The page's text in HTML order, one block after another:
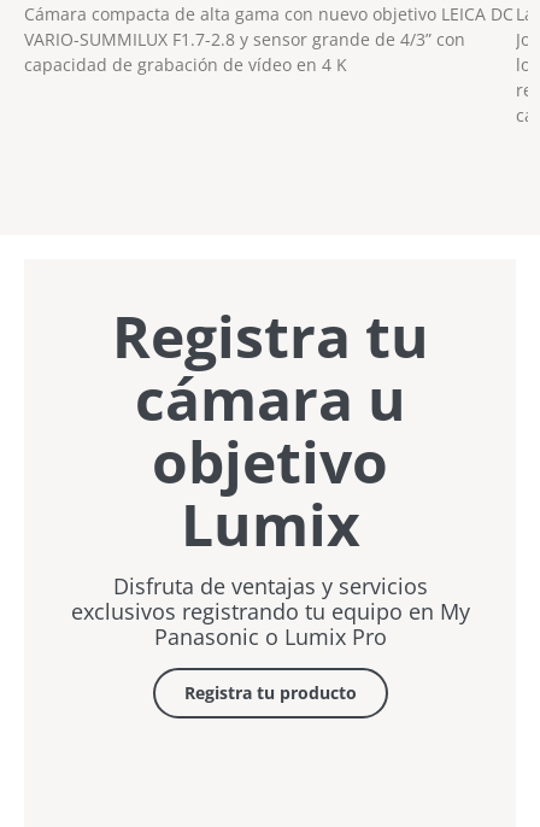
Cámara compacta de alta gama con nuevo objetivo LEICA DC
VARIO-SUMMILUX F1.7-2.8 y sensor grande de 4/3” con
capacidad de grabación de vídeo en 4 K
Registra tu
cámara u
objetivo
Lumix
Disfruta de ventajas y servicios
exclusivos registrando tu equipo en My
Panasonic o Lumix Pro
Registra tu producto